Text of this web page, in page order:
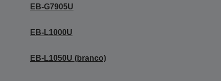
EB-G7905U
EB-L1000U
EB-L1050U (branco)